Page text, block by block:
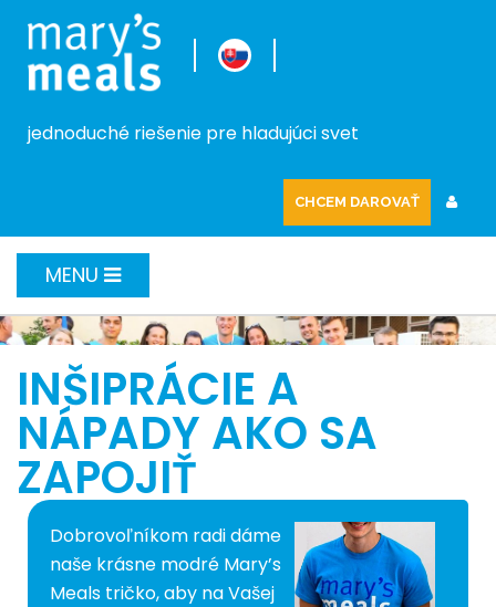
jednoduché riešenie pre hladujúci svet
CHCEM DAROVAŤ
MENU
INŠIPRÁCIE A
NÁPADY AKO SA
ZAPOJIŤ
Dobrovoľníkom radi dáme
naše krásne modré Mary’s
Meals tričko, aby na Vašej